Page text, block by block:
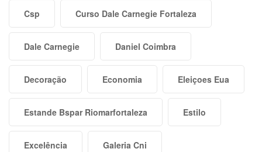
Csp Curso Dale Carnegie Fortaleza
Dale Carnegie Daniel Coimbra
Decoração Economia Eleiçoes Eua
Estande Bspar Riomarfortaleza Estilo
Excelência Galeria Cni